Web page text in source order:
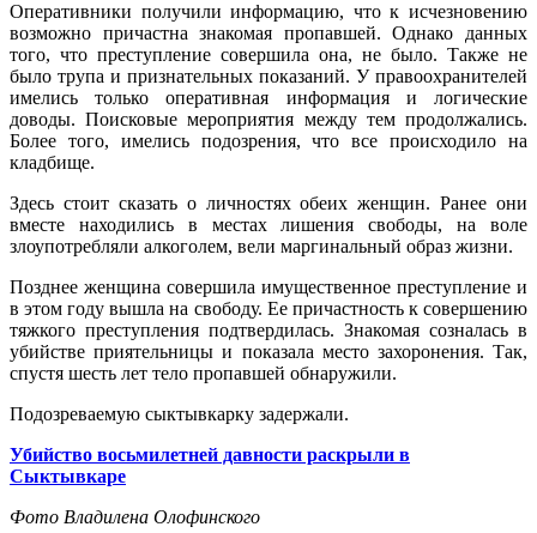
Оперативники получили информацию, что к исчезновению
возможно причастна знакомая пропавшей. Однако данных
того, что преступление совершила она, не было. Также не
было трупа и признательных показаний. У правоохранителей
имелись только оперативная информация и логические
доводы. Поисковые мероприятия между тем продолжались.
Более того, имелись подозрения, что все происходило на
кладбище.
Здесь стоит сказать о личностях обеих женщин. Ранее они
вместе находились в местах лишения свободы, на воле
злоупотребляли алкоголем, вели маргинальный образ жизни.
Позднее женщина совершила имущественное преступление и
в этом году вышла на свободу. Ее причастность к совершению
тяжкого преступления подтвердилась. Знакомая созналась в
убийстве приятельницы и показала место захоронения. Так,
спустя шесть лет тело пропавшей обнаружили.
Подозреваемую сыктывкарку задержали.
Убийство восьмилетней давности раскрыли в
Сыктывкаре
Фото Владилена Олофинского